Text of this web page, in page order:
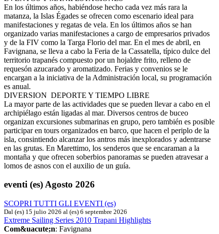
En los últimos años, habiéndose hecho cada vez más rara la
matanza, la Islas Égades se ofrecen como escenario ideal para
manifestaciones y regatas de vela. En los últimos años se han
organizado varias manifestaciones a cargo de empresarios privados
y de la FIV como la Targa Florio del mar. En el mes de abril, en
Favignana, se lleva a cabo la Feria de la Cassatella, típico dulce del
territorio trapanés compuesto por un hojaldre frito, relleno de
requesón azucarado y aromatizado. Ferias y convenios se le
encargan a la iniciativa de la Administración local, su programación
es anual.
DIVERSION DEPORTE Y TIEMPO LIBRE
La mayor parte de las actividades que se pueden llevar a cabo en el
archipiélago están ligadas al mar. Diversos centros de buceo
organizan excursiones submarinas en grupo, pero también es posible
participar en tours organizados en barco, que hacen el periplo de la
isla, consintiendo alcanzar los antros más inexplorados y adentrarse
en las grutas. En Marettimo, los senderos que se encaraman a la
montaña y que ofrecen soberbios panoramas se pueden atravesar a
lomos de asnos con el auxilio de un guía.
eventi (es)Agosto 2026
SCOPRI TUTTI GLI EVENTI (es)
Dal (es) 15 julio 2026 al (es) 6 septembre 2026
Extreme Sailing Series 2010 Trapani Highlights
Com&uacute;n: Favignana